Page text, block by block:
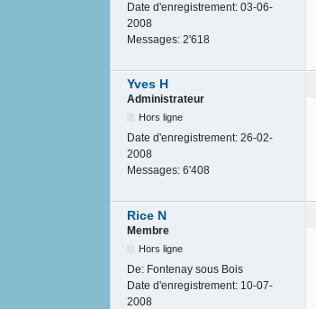
Date d'enregistrement: 03-06-
2008
Messages: 2'618
Yves H
Administrateur
Hors ligne
Date d'enregistrement: 26-02-
2008
Messages: 6'408
Rice N
Membre
Hors ligne
De: Fontenay sous Bois
Date d'enregistrement: 10-07-
2008